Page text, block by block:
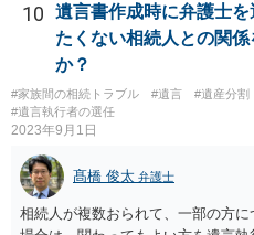
10
遺言書作成時に弁護士
たくない相続人との関
か？
#家族間の相続トラブル #遺言 #遺産分割
#遺言執行者の選任
2023年9月1日
髙橋 俊太 弁護士
相続人が複数おられて、一部の方